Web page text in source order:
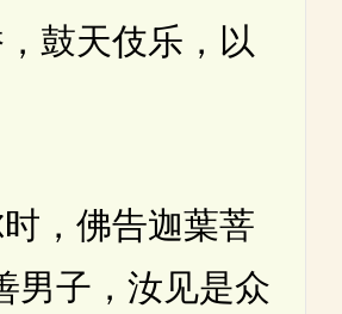
鼓天伎乐，以
佛告迦葉菩
男子，汝见是众